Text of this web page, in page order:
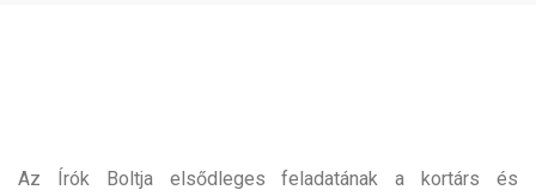
Az Írók Boltja elsődleges feladatának a kortárs és